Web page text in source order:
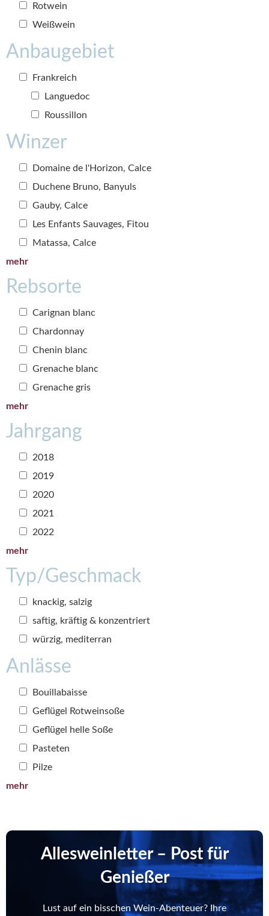
Rotwein
Weißwein
Anbaugebiet
Frankreich
Languedoc
Roussillon
Winzer
Domaine de l'Horizon, Calce
Duchene Bruno, Banyuls
Gauby, Calce
Les Enfants Sauvages, Fitou
Matassa, Calce
mehr
Rebsorte
Carignan blanc
Chardonnay
Chenin blanc
Grenache blanc
Grenache gris
mehr
Jahrgang
2018
2019
2020
2021
2022
mehr
Typ/Geschmack
knackig, salzig
saftig, kräftig & konzentriert
würzig, mediterran
Anlässe
Bouillabaisse
Geflügel Rotweinsoße
Geflügel helle Soße
Pasteten
Pilze
mehr
Allesweinletter – Post für
Genießer
Lust auf ein bisschen Wein-Abenteuer? Ihre